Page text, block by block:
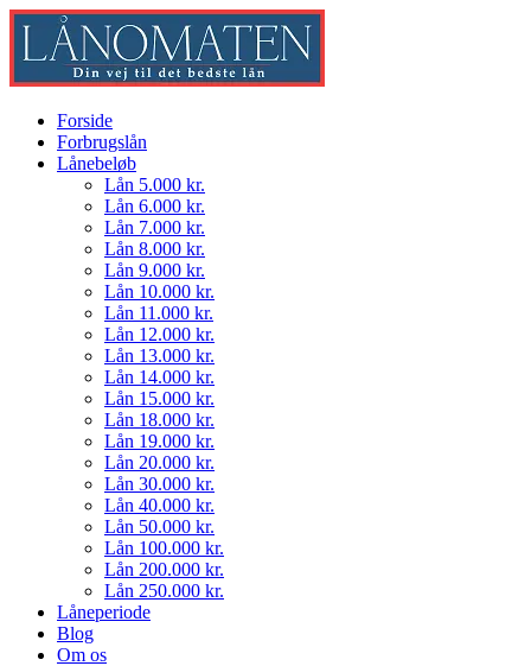
Forside
Forbrugslån
Lånebeløb
Lån 5.000 kr.
Lån 6.000 kr.
Lån 7.000 kr.
Lån 8.000 kr.
Lån 9.000 kr.
Lån 10.000 kr.
Lån 11.000 kr.
Lån 12.000 kr.
Lån 13.000 kr.
Lån 14.000 kr.
Lån 15.000 kr.
Lån 18.000 kr.
Lån 19.000 kr.
Lån 20.000 kr.
Lån 30.000 kr.
Lån 40.000 kr.
Lån 50.000 kr.
Lån 100.000 kr.
Lån 200.000 kr.
Lån 250.000 kr.
Låneperiode
Blog
Om os